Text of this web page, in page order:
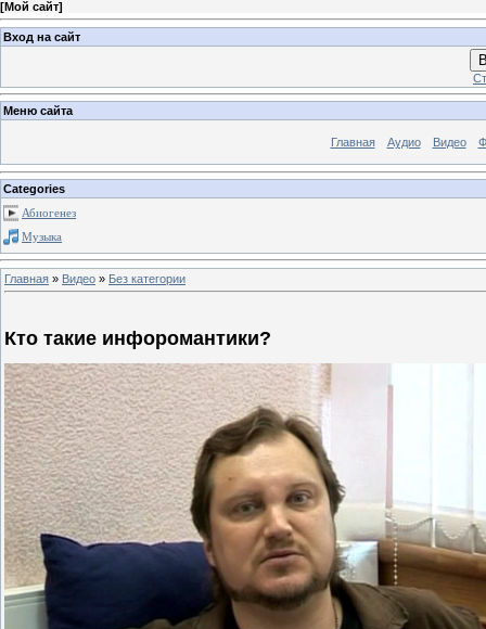
[Мой сайт]
Вход на сайт
Меню сайта
Главная Аудио Видео
Categories
Абиогенез
Музыка
Главная » Видео » Без категории
Кто такие инфоромантики?